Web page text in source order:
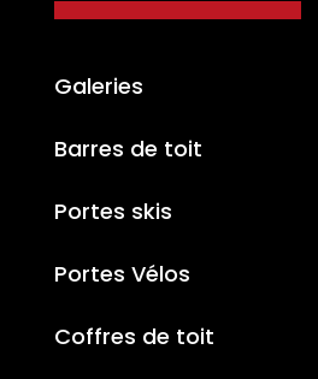
Galeries
Barres de toit
Portes skis
Portes Vélos
Coffres de toit